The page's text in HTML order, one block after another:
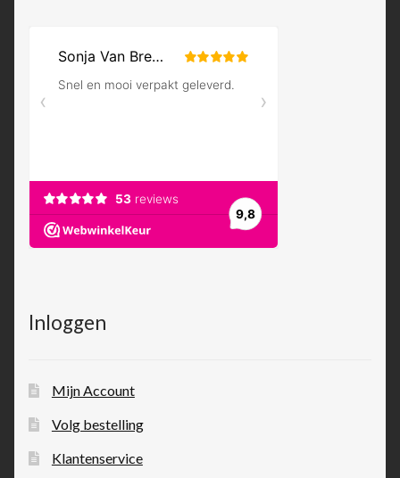
Inloggen
Mijn Account
Volg bestelling
Klantenservice